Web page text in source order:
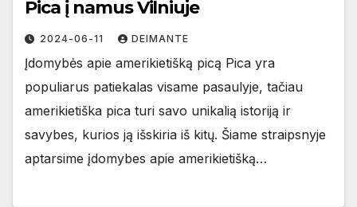
Pica į namus Vilniuje
2024-06-11 DEIMANTE
Įdomybės apie amerikietišką picą Pica yra
populiarus patiekalas visame pasaulyje, tačiau
amerikietiška pica turi savo unikalią istoriją ir
savybes, kurios ją išskiria iš kitų. Šiame straipsnyje
aptarsime įdomybes apie amerikietišką…